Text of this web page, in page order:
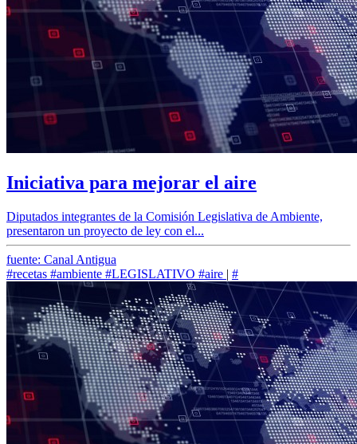
Iniciativa para mejorar el aire
Diputados integrantes de la Comisión Legislativa de Ambiente,
presentaron un proyecto de ley con el...
fuente: Canal Antigua
#recetas #ambiente #LEGISLATIVO #aire | #